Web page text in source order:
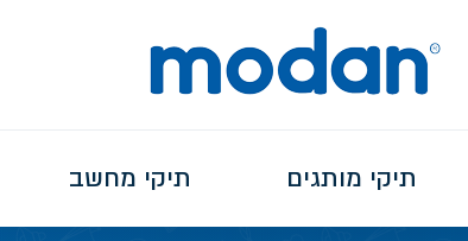
תיקי מותגים תיקי מחשב